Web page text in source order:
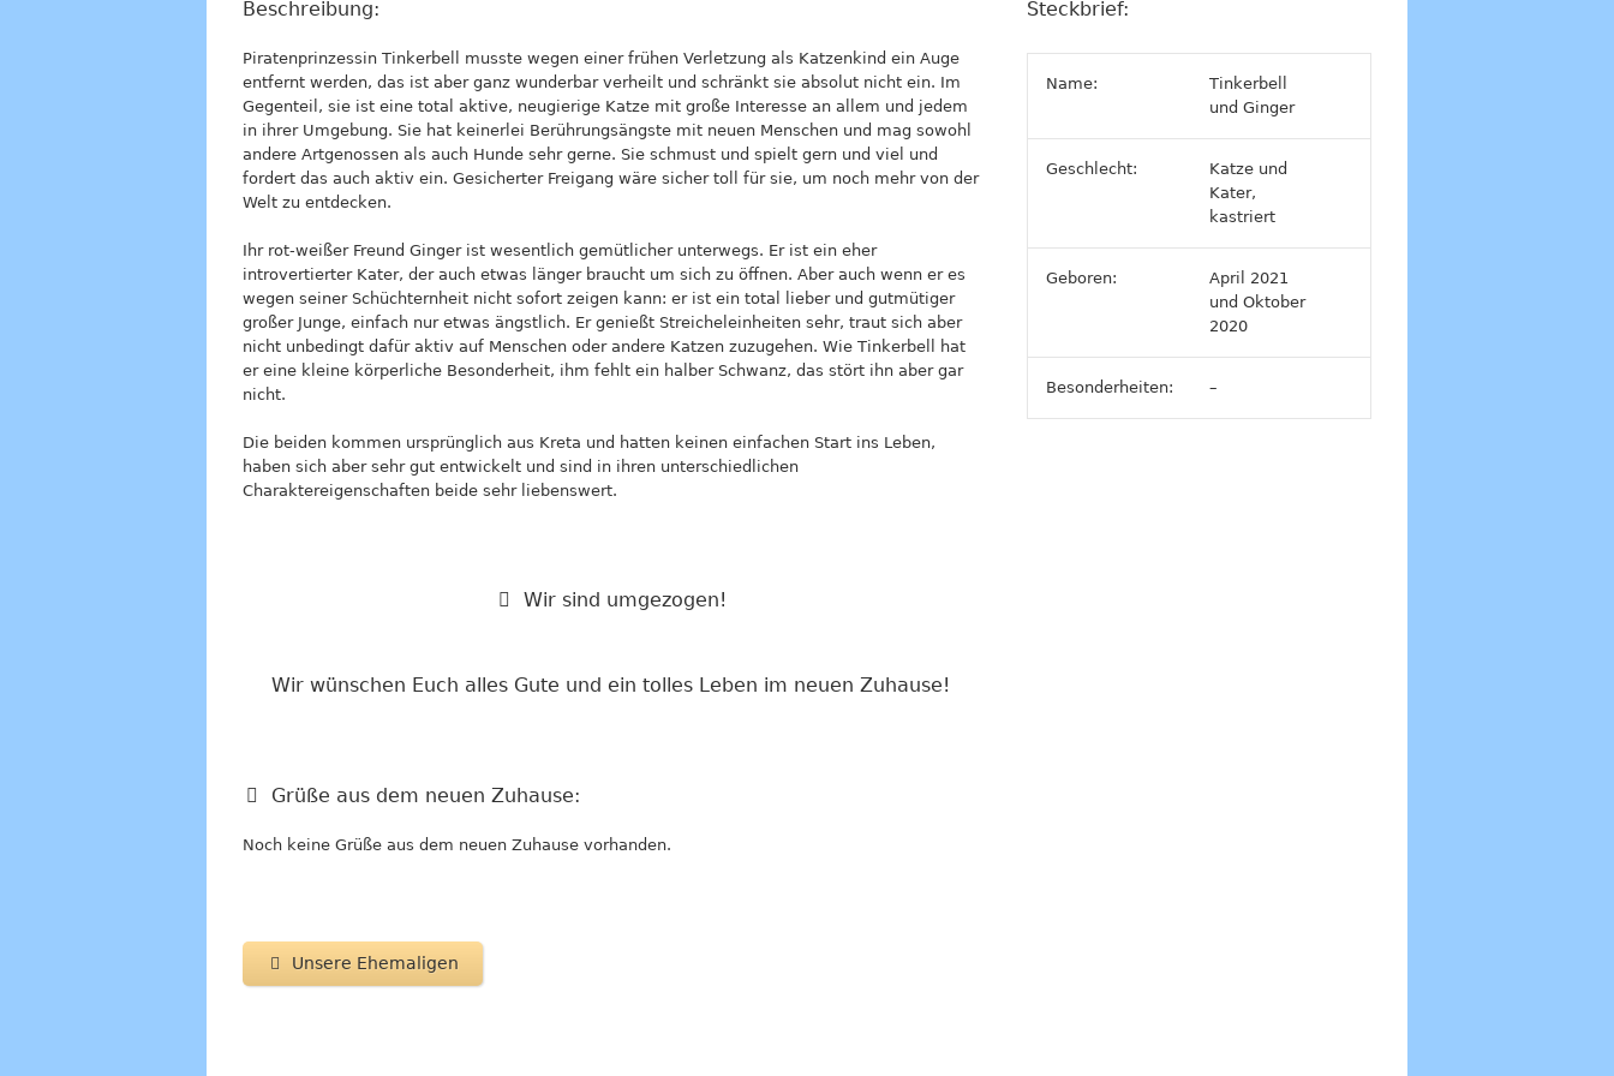
Beschreibung:
Piratenprinzessin Tinkerbell musste wegen einer frühen Verletzung als Katzenkind ein Auge
entfernt werden, das ist aber ganz wunderbar verheilt und schränkt sie absolut nicht ein. Im
Gegenteil, sie ist eine total aktive, neugierige Katze mit große Interesse an allem und jedem
in ihrer Umgebung. Sie hat keinerlei Berührungsängste mit neuen Menschen und mag sowohl
andere Artgenossen als auch Hunde sehr gerne. Sie schmust und spielt gern und viel und
fordert das auch aktiv ein. Gesicherter Freigang wäre sicher toll für sie, um noch mehr von der
Welt zu entdecken.
Ihr rot-weißer Freund Ginger ist wesentlich gemütlicher unterwegs. Er ist ein eher
introvertierter Kater, der auch etwas länger braucht um sich zu öffnen. Aber auch wenn er es
wegen seiner Schüchternheit nicht sofort zeigen kann: er ist ein total lieber und gutmütiger
großer Junge, einfach nur etwas ängstlich. Er genießt Streicheleinheiten sehr, traut sich aber
nicht unbedingt dafür aktiv auf Menschen oder andere Katzen zuzugehen. Wie Tinkerbell hat
er eine kleine körperliche Besonderheit, ihm fehlt ein halber Schwanz, das stört ihn aber gar
nicht.
Die beiden kommen ursprünglich aus Kreta und hatten keinen einfachen Start ins Leben,
haben sich aber sehr gut entwickelt und sind in ihren unterschiedlichen
Charaktereigenschaften beide sehr liebenswert.
Wir sind umgezogen!
Wir wünschen Euch alles Gute und ein tolles Leben im neuen Zuhause!
Steckbrief:
Name:
Tinkerbell
und Ginger
Geschlecht:
Katze und
Kater,
kastriert
Geboren:
April 2021
und Oktober
2020
Besonderheiten: –
Grüße aus dem neuen Zuhause:
Noch keine Grüße aus dem neuen Zuhause vorhanden.
Unsere Ehemaligen